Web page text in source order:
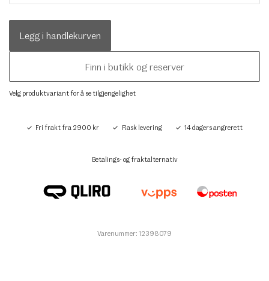
Legg i handlekurven
Finn i butikk og reserver
Velg produktvariant for å se tilgjengelighet
Fri frakt fra 2900 kr Rask levering 14 dagers angrerett
Betalings- og fraktalternativ
Varenummer: 12398079